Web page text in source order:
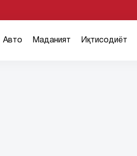
Авто Маданият Иқтисодиёт